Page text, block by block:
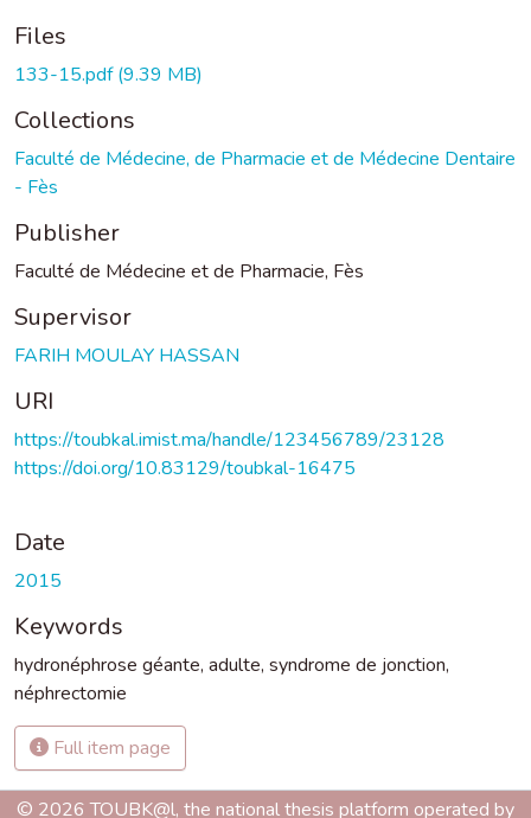
Files
133-15.pdf(9.39 MB)
Collections
Faculté de Médecine, de Pharmacie et de Médecine Dentaire
- Fès
Publisher
Faculté de Médecine et de Pharmacie, Fès
Supervisor
FARIH MOULAY HASSAN
URI
https://toubkal.imist.ma/handle/123456789/23128
https://doi.org/10.83129/toubkal-16475
Date
2015
Keywords
hydronéphrose géante, adulte, syndrome de jonction,
néphrectomie
Full item page
© 2026 TOUBK@l, the national thesis platform operated by